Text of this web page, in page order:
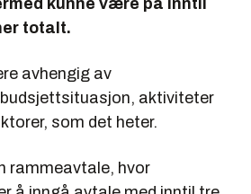
kunne være på inntil
totalt.
avhengig av
aktiviteter
som det heter.
rammeavtale, hvor